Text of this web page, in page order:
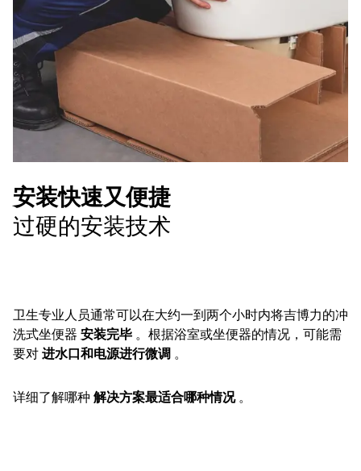
安装快速又便捷
过硬的安装技术
卫生专业人员通常可以在大约一到两个小时内将吉博力的冲
洗式坐便器 安装完毕 。根据浴室或坐便器的情况，可能需
要对 进水口和电源进行微调 。
详细了解哪种 解决方案最适合哪种情况。